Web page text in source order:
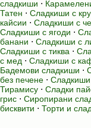
сладкиши ⋅
Татен ⋅ Сладкиши с
кайсии ⋅ Сладкиши с
Сладкиши с ягоди ⋅
банани ⋅ Сладкиши с
Сладкиши с тиква ⋅
с мед ⋅ Сладкиши с
Бадемови сладкиши ⋅
без печене ⋅ Сладкиши
Тирамису ⋅ Сладки
грис ⋅ Сиропирани
бисквити ⋅ Торти и